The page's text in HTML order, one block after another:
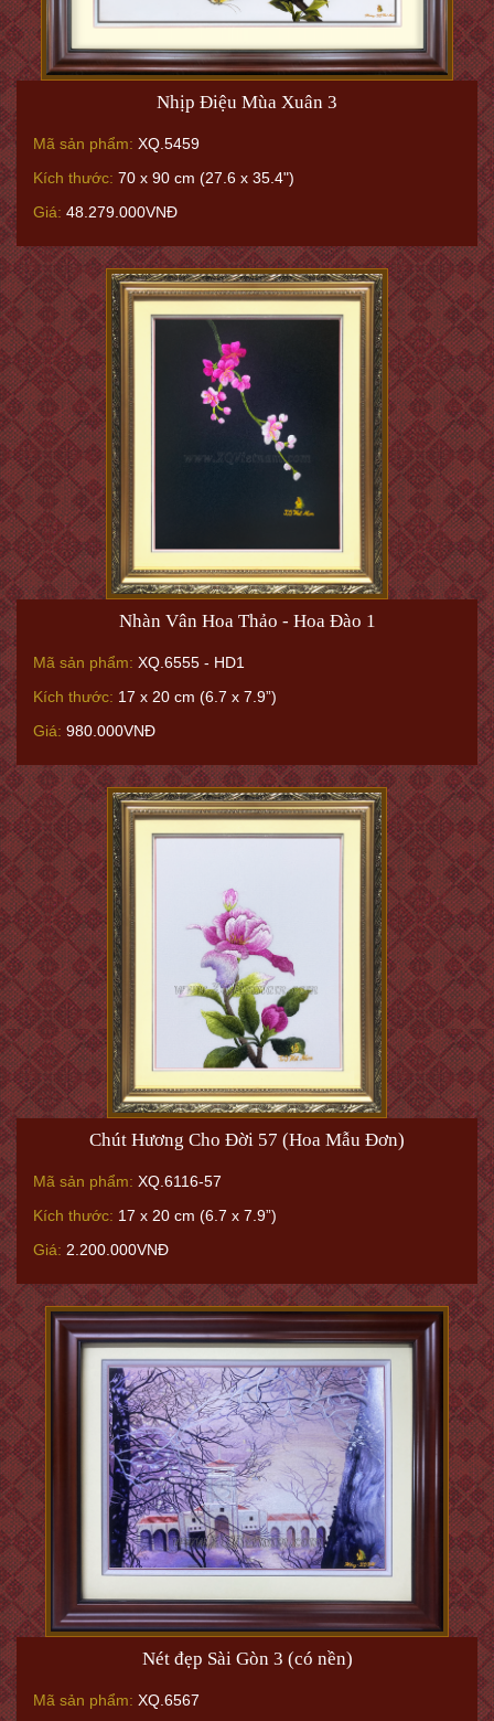
Nhịp Điệu Mùa Xuân 3
Mã sản phẩm: XQ.5459
Kích thước: 70 x 90 cm (27.6 x 35.4")
Giá: 48.279.000VNĐ
Nhàn Vân Hoa Thảo - Hoa Đào 1
Mã sản phẩm: XQ.6555 - HD1
Kích thước: 17 x 20 cm (6.7 x 7.9”)
Giá: 980.000VNĐ
Chút Hương Cho Đời 57 (Hoa Mẫu Đơn)
Mã sản phẩm: XQ.6116-57
Kích thước: 17 x 20 cm (6.7 x 7.9”)
Giá: 2.200.000VNĐ
Nét đẹp Sài Gòn 3 (có nền)
Mã sản phẩm: XQ.6567